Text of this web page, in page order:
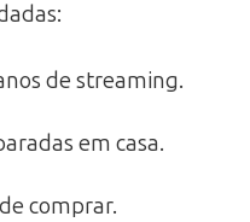
de streaming.
em casa.
comprar.